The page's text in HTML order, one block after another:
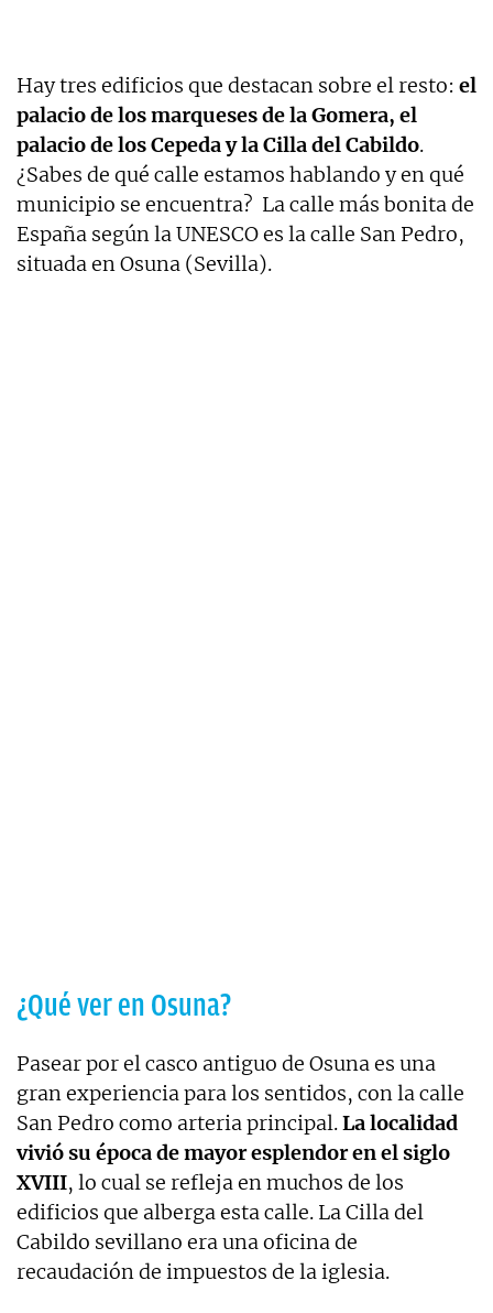
Hay tres edificios que destacan sobre el resto: el
palacio de los marqueses de la Gomera, el
palacio de los Cepeda y la Cilla del Cabildo.
¿Sabes de qué calle estamos hablando y en qué
municipio se encuentra? La calle más bonita de
España según la UNESCO es la calle San Pedro,
situada en Osuna (Sevilla).
¿Qué ver en Osuna?
Pasear por el casco antiguo de Osuna es una
gran experiencia para los sentidos, con la calle
San Pedro como arteria principal.La localidad
vivió su época de mayor esplendor en el siglo
XVIII, lo cual se refleja en muchos de los
edificios que alberga esta calle. La Cilla del
Cabildo sevillano era una oficina de
recaudación de impuestos de la iglesia.